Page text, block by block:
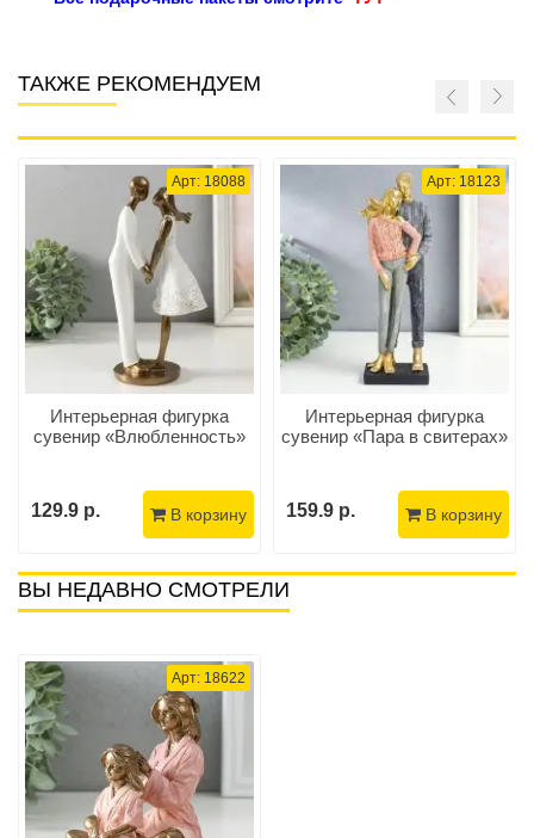
ТАКЖЕ РЕКОМЕНДУЕМ
Арт: 18088
Интерьерная фигурка
сувенир «Влюбленность»
129.9 р. В корзину
Арт: 18123
Интерьерная фигурка
сувенир «Пара в свитерах»
159.9 р. В корзину
ВЫ НЕДАВНО СМОТРЕЛИ
Арт: 18622